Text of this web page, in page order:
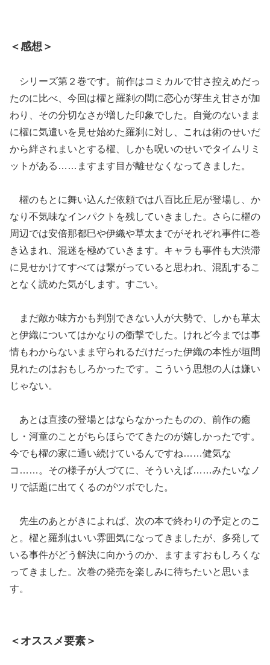
＜感想＞
シリーズ第２巻です。前作はコミカルで甘さ控えめだっ
たのに比べ、今回は櫂と羅刹の間に恋心が芽生え甘さが加
わり、その分切なさが増した印象でした。自覚のないまま
に櫂に気遣いを見せ始めた羅刹に対し、これは術のせいだ
から絆されまいとする櫂、しかも呪いのせいでタイムリミ
ットがある……ますます目が離せなくなってきました。
櫂のもとに舞い込んだ依頼では八百比丘尼が登場し、か
なり不気味なインパクトを残していきました。さらに櫂の
周辺では安倍那都巳や伊織や草太までがそれぞれ事件に巻
き込まれ、混迷を極めていきます。キャラも事件も大渋滞
に見せかけてすべては繋がっていると思われ、混乱するこ
となく読めた気がします。すごい。
まだ敵か味方かも判別できない人が大勢で、しかも草太
と伊織についてはかなりの衝撃でした。けれど今までは事
情もわからないまま守られるだけだった伊織の本性が垣間
見れたのはおもしろかったです。こういう思想の人は嫌い
じゃない。
あとは直接の登場とはならなかったものの、前作の癒
し・河童のことがちらほらでてきたのが嬉しかったです。
今でも櫂の家に通い続けているんですね……健気な
コ……。その様子が人づてに、そういえば……みたいなノ
リで話題に出てくるのがツボでした。
先生のあとがきによれば、次の本で終わりの予定とのこ
と。櫂と羅刹はいい雰囲気になってきましたが、多発して
いる事件がどう解決に向かうのか、ますますおもしろくな
ってきました。次巻の発売を楽しみに待ちたいと思いま
す。
＜オススメ要素＞